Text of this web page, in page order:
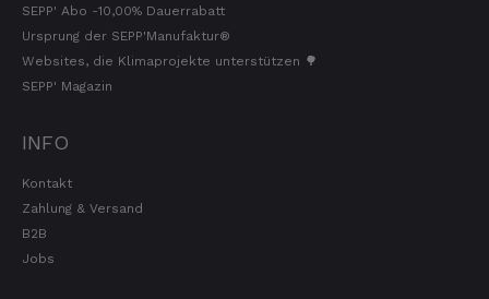
SEPP' Abo -10,00% Dauerrabatt
Ursprung der SEPP'Manufaktur®
Websites, die Klimaprojekte unterstützen 🌳
SEPP' Magazin
INFO
Kontakt
Zahlung & Versand
B2B
Jobs